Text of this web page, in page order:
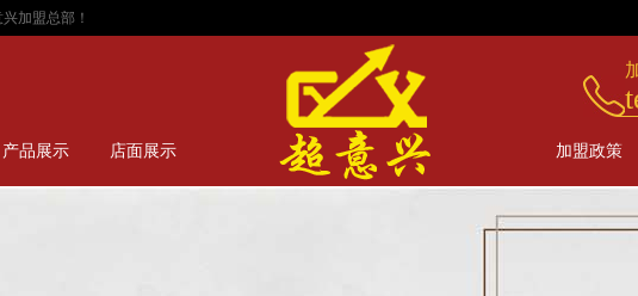
盟总部！
产品展示 店面展示 加盟政策